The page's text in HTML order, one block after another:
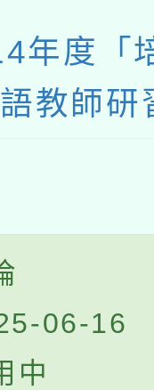
年度「
教師研
06-16
中